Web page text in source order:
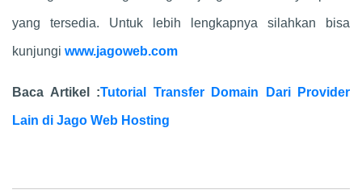
yang tersedia. Untuk lebih lengkapnya silahkan bisa
kunjungi www.jagoweb.com
Baca Artikel :Tutorial Transfer Domain Dari Provider
Lain di Jago Web Hosting